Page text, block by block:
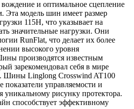
вождение и оптимальное сцепление
Эта модель шин имеет размер
115H, что указывает на
значительные нагрузки. Они
RunFlat, что делает их более
высокого уровня
производятся известным
зарекомендовал себя в мире
Шины Linglong Crosswind AT100
управляемости и
уникальному рисунку протектора.
способствует эффективному